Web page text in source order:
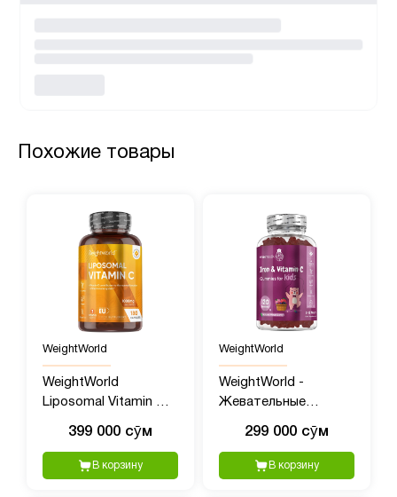
Похожие товары
WeightWorld
WeightWorld
Liposomal Vitamin C
Витамин C), 1000 мг,
180 капсул
399 000 сӯм
В корзину
WeightWorld
WeightWorld -
Жевательные
и Витамином C для
детей, 120 шт
299 000 сӯм
В корзину